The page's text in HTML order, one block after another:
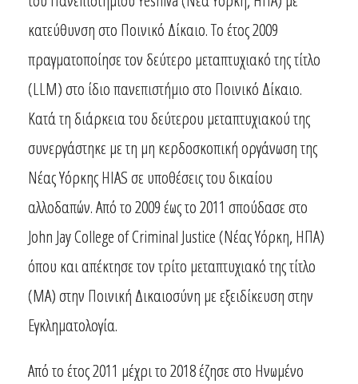
κατεύθυνση στο Ποινικό Δίκαιο. Το έτος 2009
πραγματοποίησε τον δεύτερο μεταπτυχιακό της τίτλο
(LLM) στο ίδιο πανεπιστήμιο στο Ποινικό Δίκαιο.
Κατά τη διάρκεια του δεύτερου μεταπτυχιακού της
συνεργάστηκε με τη μη κερδοσκοπική οργάνωση της
Νέας Υόρκης HIAS σε υποθέσεις του δικαίου
αλλοδαπών. Από το 2009 έως το 2011 σπούδασε στο
John Jay College of Criminal Justice (Νέας Υόρκη, ΗΠΑ)
όπου και απέκτησε τον τρίτο μεταπτυχιακό της τίτλο
(MA) στην Ποινική Δικαιοσύνη με εξειδίκευση στην
Εγκληματολογία.
Από το έτος 2011 μέχρι το 2018 έζησε στο Ηνωμένο